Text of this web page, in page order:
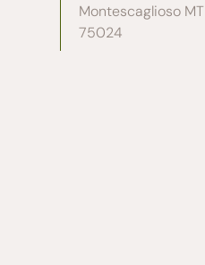
Montescaglioso MT
75024